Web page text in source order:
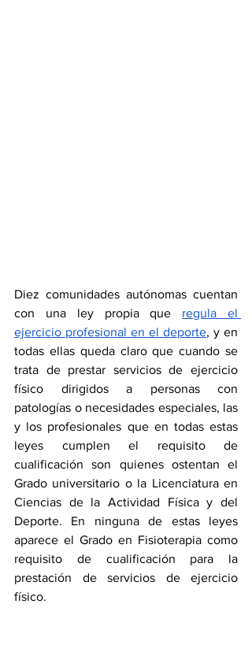
Diez comunidades autónomas cuentan
con una ley propia que regula el
ejercicio profesional en el deporte, y en
todas ellas queda claro que cuando se
trata de prestar servicios de ejercicio
físico dirigidos a personas con
patologías o necesidades especiales, las
y los profesionales que en todas estas
leyes cumplen el requisito de
cualificación son quienes ostentan el
Grado universitario o la Licenciatura en
Ciencias de la Actividad Física y del
Deporte. En ninguna de estas leyes
aparece el Grado en Fisioterapia como
requisito de cualificación para la
prestación de servicios de ejercicio
físico.